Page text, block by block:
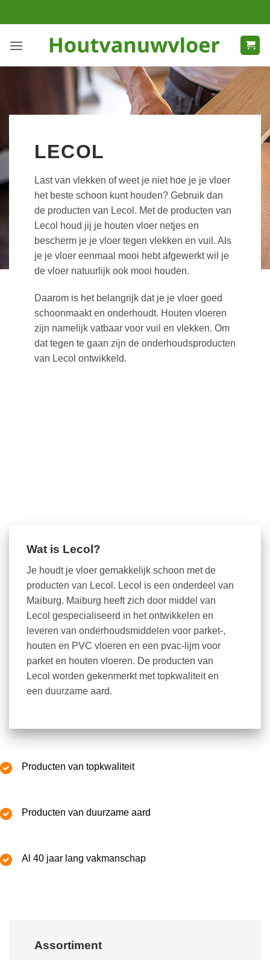
naar
LECOL
Last van vlekken of weet je niet hoe je je vloer
het beste schoon kunt houden? Gebruik dan
de producten van Lecol. Met de producten van
Lecol houd jij je houten vloer netjes en
bescherm je je vloer tegen vlekken en vuil. Als
je je vloer eenmaal mooi hebt afgewerkt wil je
de vloer natuurlijk ook mooi houden.
Daarom is het belangrijk dat je je vloer goed
schoonmaakt en onderhoudt. Houten vloeren
zijn namelijk vatbaar voor vuil en vlekken. Om
dat tegen te gaan zijn de onderhoudsproducten
van Lecol ontwikkeld.
Wat is Lecol?
Je houdt je vloer gemakkelijk schoon met de
producten van Lecol. Lecol is een onderdeel van
Maiburg. Maiburg heeft zich door middel van
Lecol gespecialiseerd in het ontwikkelen en
leveren van onderhoudsmiddelen voor parket-,
houten en PVC vloeren en een pvac-lijm voor
parket en houten vloeren. De producten van
Lecol worden gekenmerkt met topkwaliteit en
een duurzame aard.
Producten van topkwaliteit
Producten van duurzame aard
Al 40 jaar lang vakmanschap
Assortiment